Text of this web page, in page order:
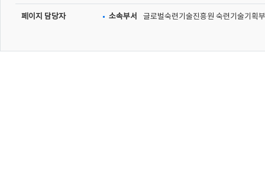
페이지 담당자 소속부서 글로벌숙련기술진흥원 숙련기술기획부